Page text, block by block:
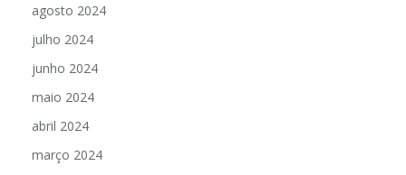
agosto 2024
julho 2024
junho 2024
maio 2024
abril 2024
março 2024